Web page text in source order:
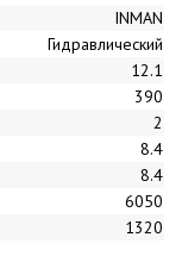
INMAN
Гидравлический
12.1
390
2
8.4
8.4
6050
1320